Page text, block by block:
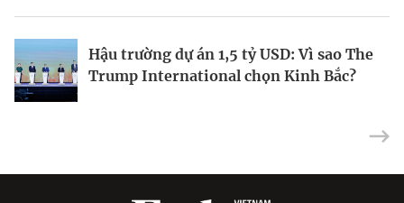
Hậu trường dự án 1,5 tỷ USD: Vì sao The
Trump International chọn Kinh Bắc?
Forbes Việt Nam số 136: 10 Sự kiện kinh
doanh nổi bật
Để không phụ thuộc vào vốn FDI